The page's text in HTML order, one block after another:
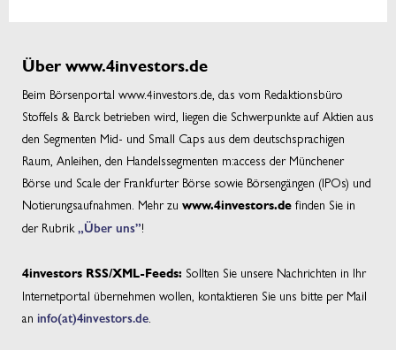
Über www.4investors.de
Beim Börsenportal www.4investors.de, das vom Redaktionsbüro
Stoffels & Barck betrieben wird, liegen die Schwerpunkte auf Aktien aus
den Segmenten Mid- und Small Caps aus dem deutschsprachigen
Raum, Anleihen, den Handelssegmenten m:access der Münchener
Börse und Scale der Frankfurter Börse sowie Börsengängen (IPOs) und
Notierungsaufnahmen. Mehr zu www.4investors.de finden Sie in
der Rubrik„Über uns”!
4investors RSS/XML-Feeds: Sollten Sie unsere Nachrichten in Ihr
Internetportal übernehmen wollen, kontaktieren Sie uns bitte per Mail
an info(at)4investors.de.